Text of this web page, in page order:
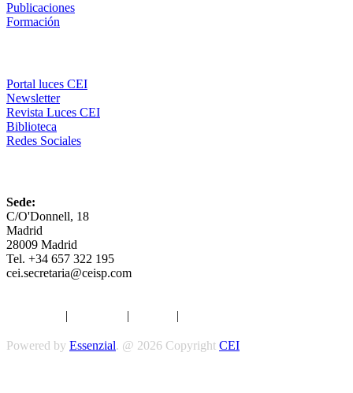
Publicaciones
Formación
Portal luces CEI
Newsletter
Revista Luces CEI
Biblioteca
Redes Sociales
Sede:
C/O'Donnell, 18
Madrid
28009 Madrid
Tel. +34 657 322 195
cei.secretaria@ceisp.com
| | |
Powered by Essenzial. @ 2026 Copyright CEI